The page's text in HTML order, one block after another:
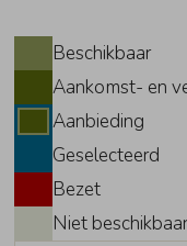
Beschikbaar
Aankomst- en
Aanbieding
Geselecteerd
Bezet
Niet beschikbaar